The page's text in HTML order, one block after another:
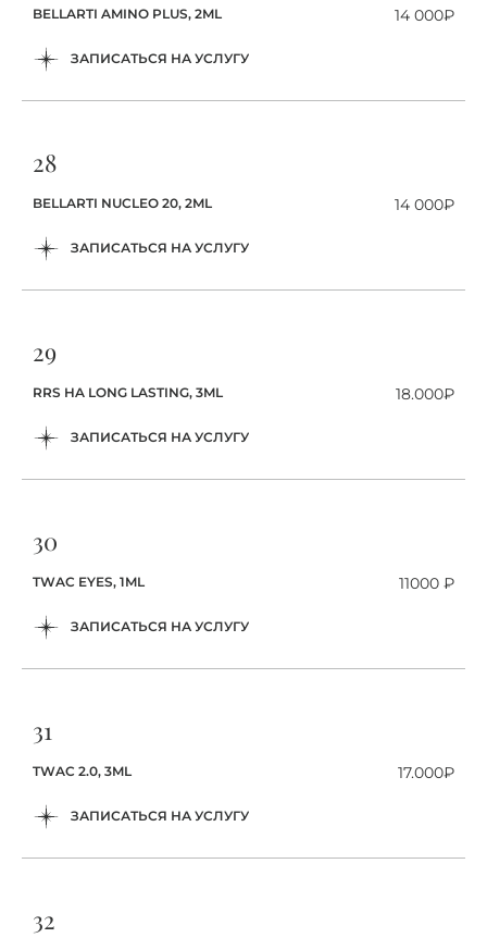
ЗАПИСАТЬСЯ НА УСЛУГУ
BELLARTI AMINO PLUS, 2ML 14 000₽
28
ЗАПИСАТЬСЯ НА УСЛУГУ
BELLARTI NUCLEO 20, 2ML 14 000₽
29
ЗАПИСАТЬСЯ НА УСЛУГУ
RRS HA LONG LASTING, 3ML 18.000₽
30
ЗАПИСАТЬСЯ НА УСЛУГУ
TWAC EYES, 1ML 11000 ₽
31
ЗАПИСАТЬСЯ НА УСЛУГУ
TWAC 2.0, 3ML 17.000₽
32